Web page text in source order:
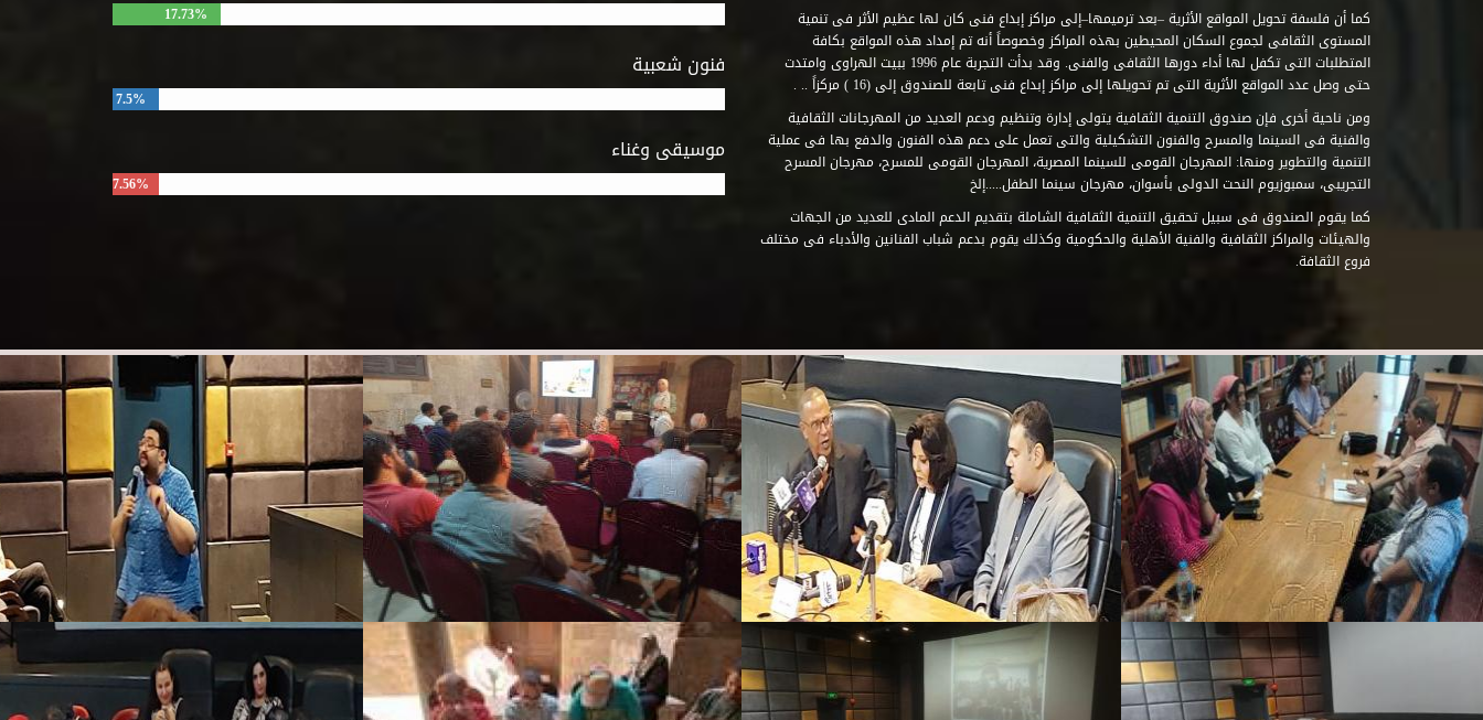
17.73%
فنون شعبية
7.5%
موسيقى وغناء
7.56%
كما أن فلسفة تحويل المواقع الأثرية –بعد ترميمها–إلى مراكز إبداع فنى كان لها عظيم الأثر فى تنمية
المستوى الثقافى لجموع السكان المحيطين بهذه المراكز وخصوصاً أنه تم إمداد هذه المواقع بكافة
المتطلبات التى تكفل لها أداء دورها الثقافى والفنى. وقد بدأت التجربة عام 1996 ببيت الهراوى وامتدت
حتى وصل عدد المواقع الأثرية التى تم تحويلها إلى مراكز إبداع فنى تابعة للصندوق إلى (16 ) مركزاً .. .
ومن ناحية أخرى فإن صندوق التنمية الثقافية يتولى إدارة وتنظيم ودعم العديد من المهرجانات الثقافية
والفنية فى السينما والمسرح والفنون التشكيلية والتى تعمل على دعم هذه الفنون والدفع بها فى عملية
التنمية والتطوير ومنها: المهرجان القومى للسينما المصرية، المهرجان القومى للمسرح، مهرجان المسرح
التجريبى، سمبوزيوم النحت الدولى بأسوان، مهرجان سينما الطفل.....إلخ
كما يقوم الصندوق فى سبيل تحقيق التنمية الثقافية الشاملة بتقديم الدعم المادى للعديد من الجهات
والهيئات والمراكز الثقافية والفنية الأهلية والحكومية وكذلك يقوم بدعم شباب الفنانين والأدباء فى مختلف
فروع الثقافة.